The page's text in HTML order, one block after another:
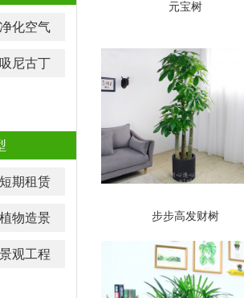
净化空气
吸尼古丁
短期租赁
植物造景
景观工程
元宝树
步步高发财树